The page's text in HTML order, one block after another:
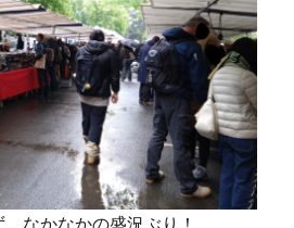
なかなかの盛況ぶり！